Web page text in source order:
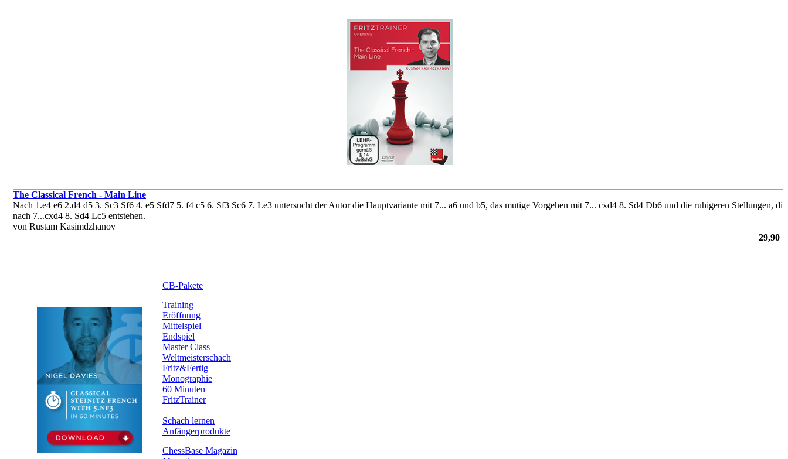
The Classical French - Main Line
Nach 1.e4 e6 2.d4 d5 3. Sc3 Sf6 4. e5 Sfd7 5. f4 c5 6. Sf3 Sc6 7. Le3 untersucht der Autor die Hauptvariante mit 7... a6 und b5, das mutige Vorgehen mit 7... cxd4 8. Sd4 Db6 und die ruhigeren Stellungen, die
nach 7...cxd4 8. Sd4 Lc5 entstehen.
von Rustam Kasimdzhanov
29,90 €
CB-Pakete
Training
Eröffnung
Mittelspiel
Endspiel
Master Class
Weltmeisterschach
Fritz&Fertig
Monographie
60 Minuten
FritzTrainer
Schach lernen
Anfängerprodukte
ChessBase Magazin